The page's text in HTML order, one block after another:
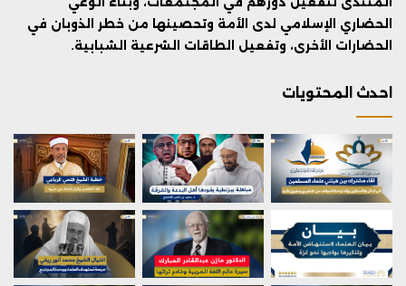
الحضاري الإسلامي لدى الأمة وتحصينها من خطر الذوبان في
الحضارات الأخرى، وتفعيل الطاقات الشرعية الشبابية.
احدث المحتويات